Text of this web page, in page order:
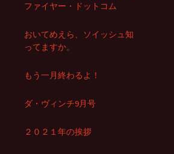
ファイヤー・ドットコム
おいてめえら、ソイッシュ知
ってますか。
もう一月終わるよ！
ダ・ヴィンチ9月号
２０２１年の挨拶